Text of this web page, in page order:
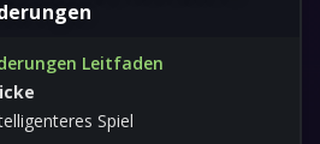
Leitfaden
Spiel